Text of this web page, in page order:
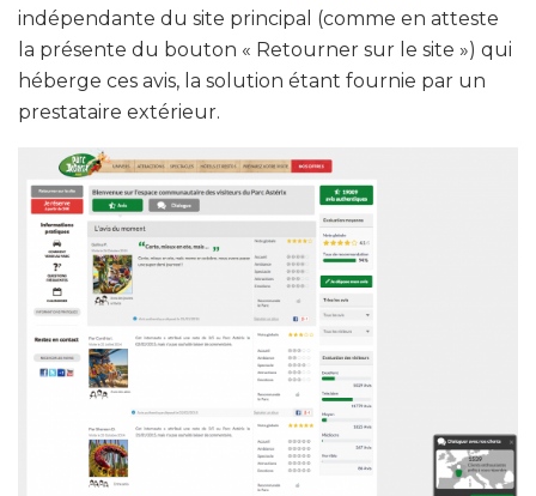
indépendante du site principal (comme en atteste
la présente du bouton « Retourner sur le site ») qui
héberge ces avis, la solution étant fournie par un
prestataire extérieur.